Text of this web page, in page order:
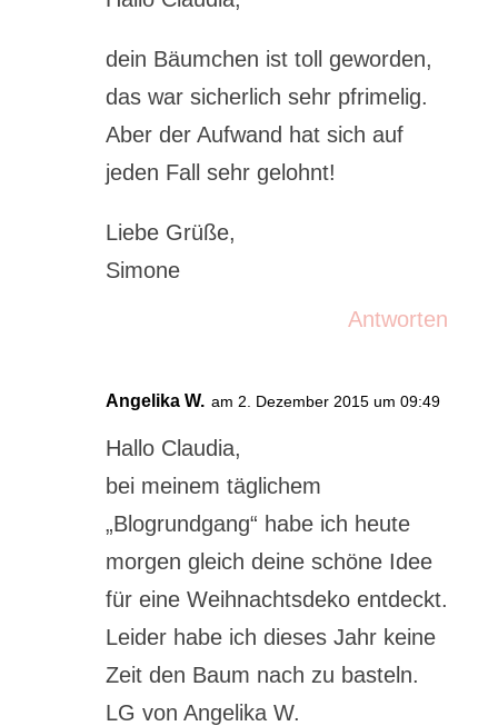
dein Bäumchen ist toll geworden,
das war sicherlich sehr pfrimelig.
Aber der Aufwand hat sich auf
jeden Fall sehr gelohnt!
Liebe Grüße,
Simone
Antworten
Angelika W. am 2. Dezember 2015 um 09:49
Hallo Claudia,
bei meinem täglichem
„Blogrundgang“ habe ich heute
morgen gleich deine schöne Idee
für eine Weihnachtsdeko entdeckt.
Leider habe ich dieses Jahr keine
Zeit den Baum nach zu basteln.
LG von Angelika W.